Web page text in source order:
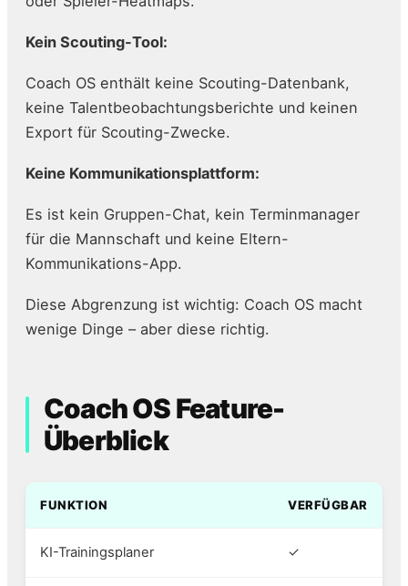
Kein Scouting-Tool:
Coach OS enthält keine Scouting-Datenbank,
keine Talentbeobachtungsberichte und keinen
Export für Scouting-Zwecke.
Keine Kommunikationsplattform:
Es ist kein Gruppen-Chat, kein Terminmanager
für die Mannschaft und keine Eltern-
Kommunikations-App.
Diese Abgrenzung ist wichtig: Coach OS macht
wenige Dinge – aber diese richtig.
Coach OS Feature-
Überblick
FUNKTION VERFÜGBAR
KI-Trainingsplaner ✓